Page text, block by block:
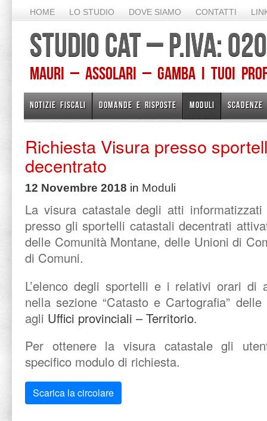
HOME LO STUDIO DOVE SIAMO CONTATTI
STUDIO CAT – P.IVA:
Mauri – Assolari – Gamba I TUOI
NOTIZIE FISCALI DOMANDE E RISPOSTE MODULI SCADENZE
Richiesta Visura presso
decentrato
12 Novembre 2018 in Moduli
La visura catastale degli atti
presso gli sportelli catastali decentrati
delle Comunità Montane, delle Unioni di
di Comuni.
L’elenco degli sportelli e i relativi orari di
nella sezione “Catasto e Cartografia”
agli Uffici provinciali – Territorio.
Per ottenere la visura catastale gli
specifico modulo di richiesta.
Scarica la circolare